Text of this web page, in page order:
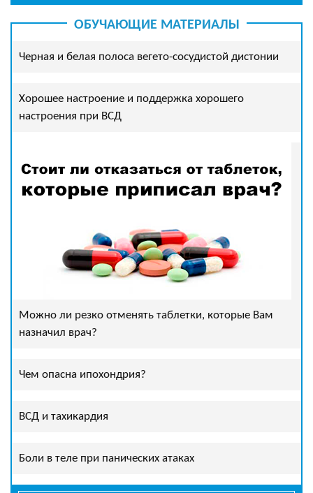
ОБУЧАЮЩИЕ МАТЕРИАЛЫ
Черная и белая полоса вегето-сосудистой дистонии
Хорошее настроение и поддержка хорошего
настроения при ВСД
Можно ли резко отменять таблетки, которые Вам
назначил врач?
Чем опасна ипохондрия?
ВСД и тахикардия
Боли в теле при панических атаках